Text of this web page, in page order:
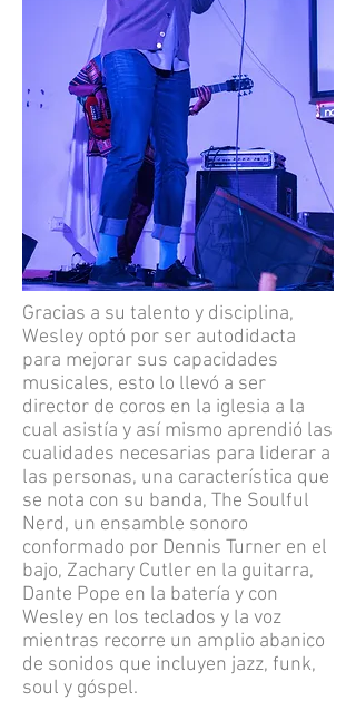
Gracias a su talento y disciplina,
Wesley optó por ser autodidacta
para mejorar sus capacidades
musicales, esto lo llevó a ser
director de coros en la iglesia a la
cual asistía y así mismo aprendió las
cualidades necesarias para liderar a
las personas, una característica que
se nota con su banda, The Soulful
Nerd, un ensamble sonoro
conformado por Dennis Turner en el
bajo, Zachary Cutler en la guitarra,
Dante Pope en la batería y con
Wesley en los teclados y la voz
mientras recorre un amplio abanico
de sonidos que incluyen jazz, funk,
soul y góspel.